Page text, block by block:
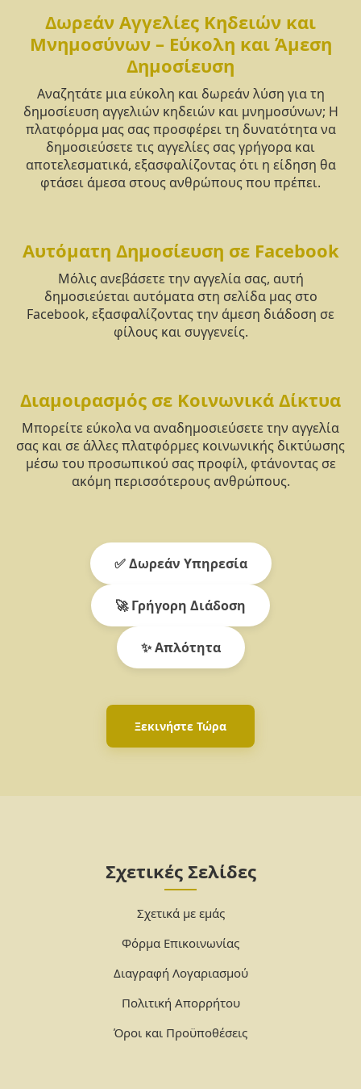
Δωρεάν Αγγελίες Κηδειών και
Μνημοσύνων – Εύκολη και Άμεση
Δημοσίευση
Αναζητάτε μια εύκολη και δωρεάν λύση για τη
δημοσίευση αγγελιών κηδειών και μνημοσύνων; Η
πλατφόρμα μας σας προσφέρει τη δυνατότητα να
δημοσιεύσετε τις αγγελίες σας γρήγορα και
αποτελεσματικά, εξασφαλίζοντας ότι η είδηση θα
φτάσει άμεσα στους ανθρώπους που πρέπει.
Αυτόματη Δημοσίευση σε Facebook
Μόλις ανεβάσετε την αγγελία σας, αυτή
δημοσιεύεται αυτόματα στη σελίδα μας στο
Facebook, εξασφαλίζοντας την άμεση διάδοση σε
φίλους και συγγενείς.
Διαμοιρασμός σε Κοινωνικά Δίκτυα
Μπορείτε εύκολα να αναδημοσιεύσετε την αγγελία
σας και σε άλλες πλατφόρμες κοινωνικής δικτύωσης
μέσω του προσωπικού σας προφίλ, φτάνοντας σε
ακόμη περισσότερους ανθρώπους.
✅ Δωρεάν Υπηρεσία
🚀 Γρήγορη Διάδοση
✨ Απλότητα
Ξεκινήστε Τώρα
Σχετικές Σελίδες
Σχετικά με εμάς
Φόρμα Επικοινωνίας
Διαγραφή Λογαριασμού
Πολιτική Απορρήτου
Όροι και Προϋποθέσεις